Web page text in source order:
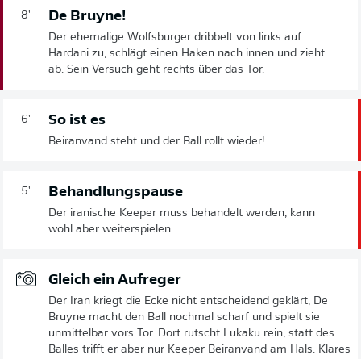
8' De Bruyne!
Der ehemalige Wolfsburger dribbelt von links auf
Hardani zu, schlägt einen Haken nach innen und zieht
ab. Sein Versuch geht rechts über das Tor.
6' So ist es
Beiranvand steht und der Ball rollt wieder!
5' Behandlungspause
Der iranische Keeper muss behandelt werden, kann
wohl aber weiterspielen.
Gleich ein Aufreger
Der Iran kriegt die Ecke nicht entscheidend geklärt, De
Bruyne macht den Ball nochmal scharf und spielt sie
unmittelbar vors Tor. Dort rutscht Lukaku rein, statt des
Balles trifft er aber nur Keeper Beiranvand am Hals. Klares